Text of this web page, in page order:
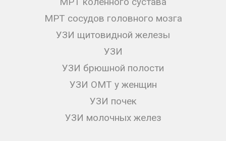
МРТ сосудов головного мозга
УЗИ щитовидной железы
УЗИ
УЗИ брюшной полости
УЗИ ОМТ у женщин
УЗИ почек
УЗИ молочных желез